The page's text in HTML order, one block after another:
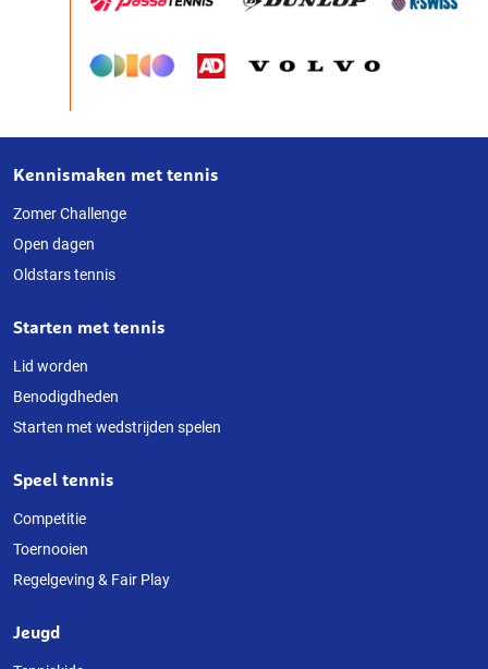
Over
deze
website
Kennismaken met tennis
Zomer Challenge
Open dagen
Oldstars tennis
Starten met tennis
Lid worden
Benodigdheden
Starten met wedstrijden spelen
Speel tennis
Competitie
Toernooien
Regelgeving & Fair Play
Jeugd